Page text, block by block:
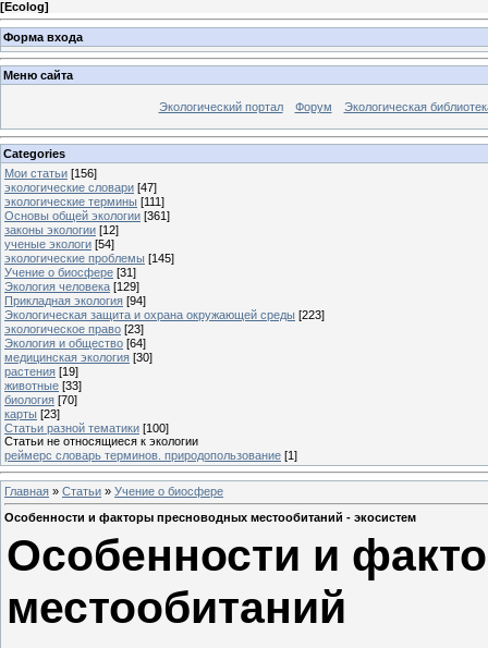
[Ecolog]
Форма входа
Меню сайта
Экологический портал Форум Экологическая
Categories
Мои статьи [156]
экологические словари [47]
экологические термины [111]
Основы общей экологии [361]
законы экологии [12]
ученые экологи [54]
экологические проблемы [145]
Учение о биосфере [31]
Экология человека [129]
Прикладная экология [94]
Экологическая защита и охрана окружающей среды [223]
экологическое право [23]
Экология и общество [64]
медицинская экология [30]
растения [19]
животные [33]
биология [70]
карты [23]
Статьи разной тематики [100]
Статьи не относящиеся к экологии
реймерс словарь терминов. природопользование [1]
Главная » Статьи » Учение о биосфере
Особенности и факторы пресноводных местообитаний - экосистем
Особенности и
местообитаний